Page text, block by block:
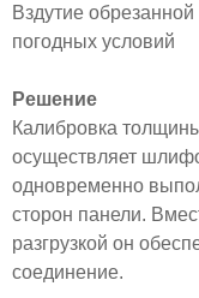
Вздутие
погодных условий
Решение
Калибровка
осуществляет
одновременно
сторон панели.
разгрузкой он
соединение.